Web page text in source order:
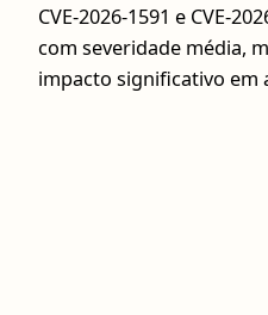
CVE‑2026‑1591 e
com severidade média,
impacto significativo